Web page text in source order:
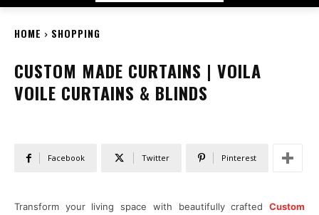
HOME SHOPPING
CUSTOM MADE CURTAINS | VOILA
VOILE CURTAINS & BLINDS
Facebook Twitter Pinterest
Transform your living space with beautifully crafted Custom